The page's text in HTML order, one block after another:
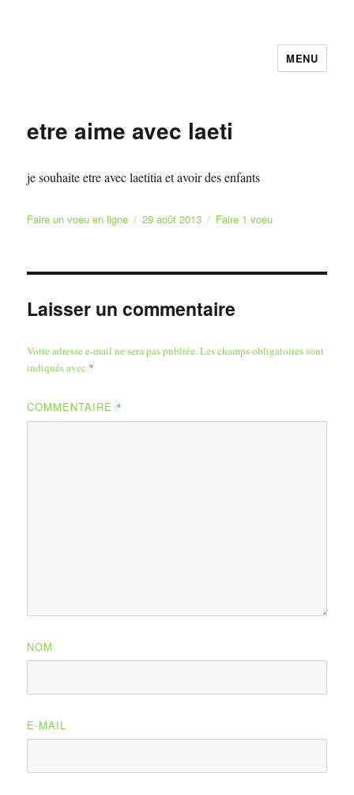
Faire et Ecrire un voeu gratuitement
MENU
etre aime avec laeti
je souhaite etre avec laetitia et avoir des enfants
Auteur
Faire un voeu en ligne
Publié
29 août 2013 Catégories
Faire 1 voeu
Laisser un commentaire
Votre adresse e-mail ne sera pas publiée.Les champs obligatoires sont
indiqués avec *
COMMENTAIRE *
NOM
E-MAIL